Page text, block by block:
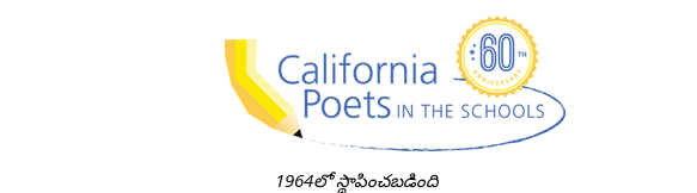
1964లో స్థాపించబడింది